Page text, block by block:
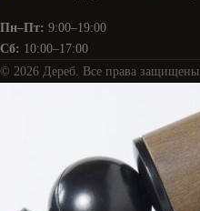
Пн–Пт: 9:00–19:00
Сб: 10:00–17:00
© 2026 Дереб. Все права защищены.